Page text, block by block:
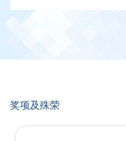
奖项及殊荣